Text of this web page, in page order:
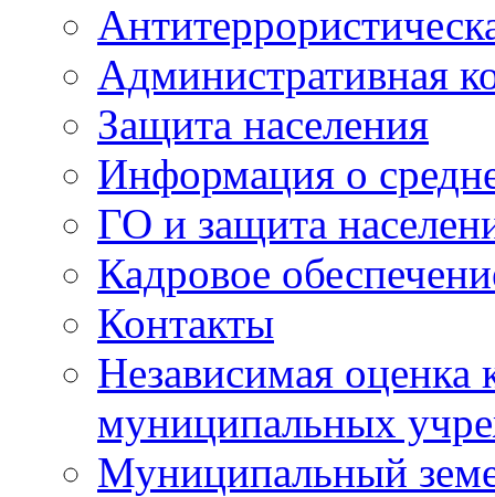
Административная
Защита населения
Информация о
ГО и защита
Кадровое
Контакты
Независимая оценка
муниципальных
Муниципальный